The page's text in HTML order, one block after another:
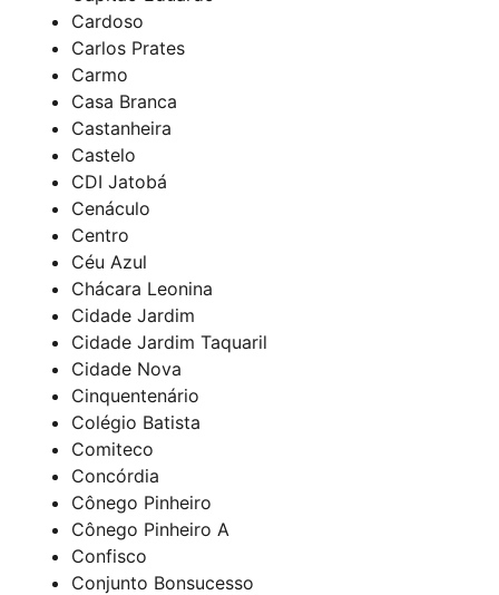
Cardoso
Carlos Prates
Carmo
Casa Branca
Castanheira
Castelo
CDI Jatobá
Cenáculo
Centro
Céu Azul
Chácara Leonina
Cidade Jardim
Cidade Jardim Taquaril
Cidade Nova
Cinquentenário
Colégio Batista
Comiteco
Concórdia
Cônego Pinheiro
Cônego Pinheiro A
Confisco
Conjunto Bonsucesso